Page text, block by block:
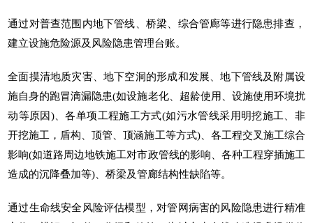
通过对普查范围内地下管线、桥梁、综合管廊等进行隐患排查，
建立设施危险源及风险隐患管理台账。
全面摸清地质灾害、地下空洞的形成和发展、地下管线及附属设
施自身的跑冒滴漏隐患(如设施老化、超龄使用、设施使用环境扰
动等原因)、各单项工程施工方式(如污水管线采用明挖施工、非
开挖施工，盾构、顶管、顶涵施工等方式)、各工程交叉施工综合
影响(如道路周边地铁施工对市政管线的影响、各种工程穿插施工
造成的沉降叠加等)、桥梁及管廊结构性缺陷等。
通过生命线安全风险评估模型，对管网病害的风险隐患进行精准